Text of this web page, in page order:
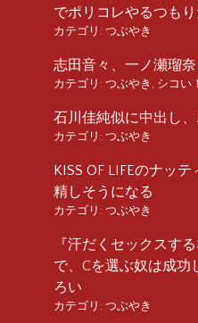
でポリコレやるつもり
カテゴリ: つぶやき
志田音々、一ノ瀬瑠
カテゴリ: つぶやき , シコい！
石川佳純似に中出し
カテゴリ: つぶやき
KISS OF LIFEのナッ
精しそうになる
カテゴリ: つぶやき
『汗だくセックスす
で、Cを選ぶ奴は成功
ろい
カテゴリ: つぶやき